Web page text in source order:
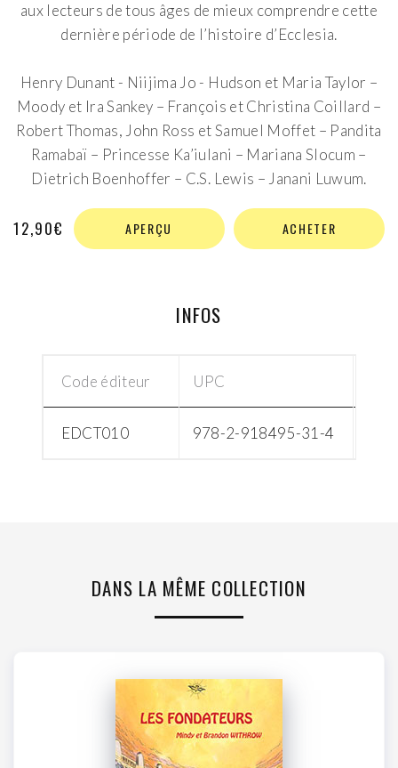
aux lecteurs de tous âges de mieux comprendre cette
dernière période de l’histoire d’Ecclesia.
Henry Dunant - Niijima Jo - Hudson et Maria Taylor –
Moody et Ira Sankey – François et Christina Coillard –
Robert Thomas, John Ross et Samuel Moffet – Pandita
Ramabaï – Princesse Ka’iulani – Mariana Slocum –
Dietrich Boenhoffer – C.S. Lewis – Janani Luwum.
12,90€ APERÇU ACHETER
INFOS
Code éditeur UPC
EDCT010 978-2-918495-31-4
DANS LA MÊME COLLECTION